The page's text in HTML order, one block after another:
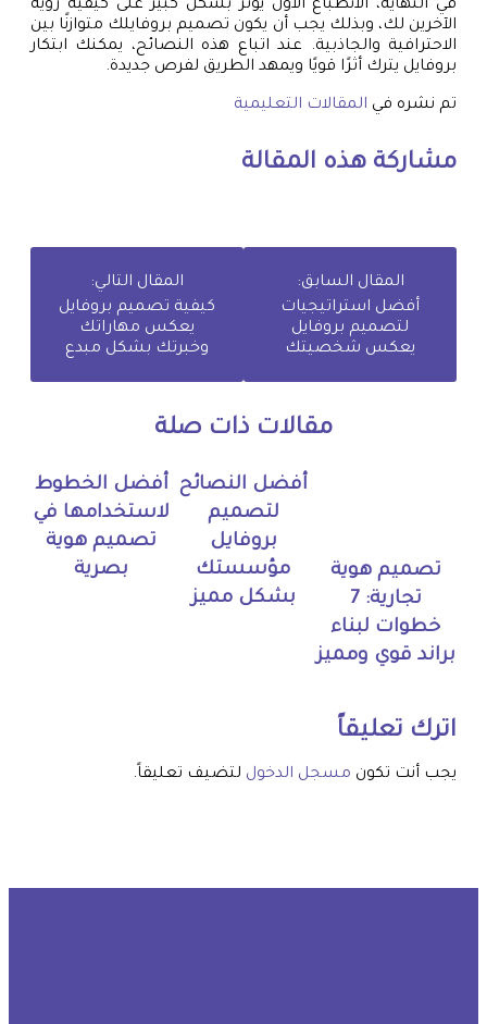
في النهاية، الانطباع الأول يؤثر بشكل كبير على كيفية رؤية
الآخرين لك، وبذلك يجب أن يكون تصميم بروفايلك متوازنًا بين
الاحترافية والجاذبية. عند اتباع هذه النصائح، يمكنك ابتكار
بروفايل يترك أثرًا قويًا ويمهد الطريق لفرص جديدة.
تم نشره في المقالات التعليمية
مشاركة هذه المقالة
المقال السابق:
أفضل استراتيجيات
لتصميم بروفايل
يعكس شخصيتك
المقال التالي:
كيفية تصميم بروفايل
يعكس مهاراتك
وخبرتك بشكل مبدع
مقالات ذات صلة
تصميم هوية
تجارية: 7
خطوات لبناء
براند قوي ومميز
أفضل النصائح
لتصميم
بروفايل
مؤسستك
بشكل مميز
أفضل الخطوط
لاستخدامها في
تصميم هوية
بصرية
اترك تعليقاً
يجب أنت تكون مسجل الدخول لتضيف تعليقاً.